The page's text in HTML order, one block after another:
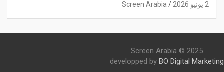
2 يونيو 2026 Screen Arabia
Screen Arabia © 2025
developped by BO Digital Marketing